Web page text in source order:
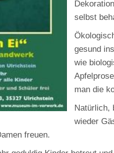
selbst
gesund
wie
man die
Natürlich,
wieder
freuen.